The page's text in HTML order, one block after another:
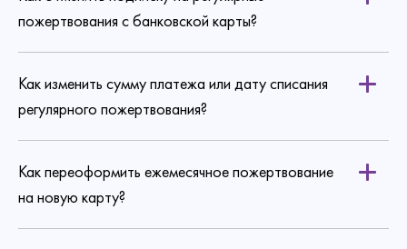
пожертвования с банковской карты?
по ссылке
Как изменить сумму платежа или дату списания
регулярного пожертвования?
Как переоформить ежемесячное пожертвование
на новую карту?